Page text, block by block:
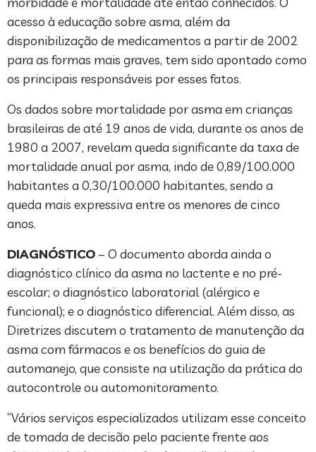
acesso à educação sobre asma, além da
disponibilização de medicamentos a partir de 2002
para as formas mais graves, tem sido apontado como
os principais responsáveis por esses fatos.
Os dados sobre mortalidade por asma em crianças
brasileiras de até 19 anos de vida, durante os anos de
1980 a 2007, revelam queda significante da taxa de
mortalidade anual por asma, indo de 0,89/100.000
habitantes a 0,30/100.000 habitantes, sendo a
queda mais expressiva entre os menores de cinco
anos.
DIAGNÓSTICO – O documento aborda ainda o
diagnóstico clínico da asma no lactente e no pré-
escolar; o diagnóstico laboratorial (alérgico e
funcional); e o diagnóstico diferencial. Além disso, as
Diretrizes discutem o tratamento de manutenção da
asma com fármacos e os benefícios do guia de
automanejo, que consiste na utilização da prática do
autocontrole ou automonitoramento.
“Vários serviços especializados utilizam esse conceito
de tomada de decisão pelo paciente frente aos